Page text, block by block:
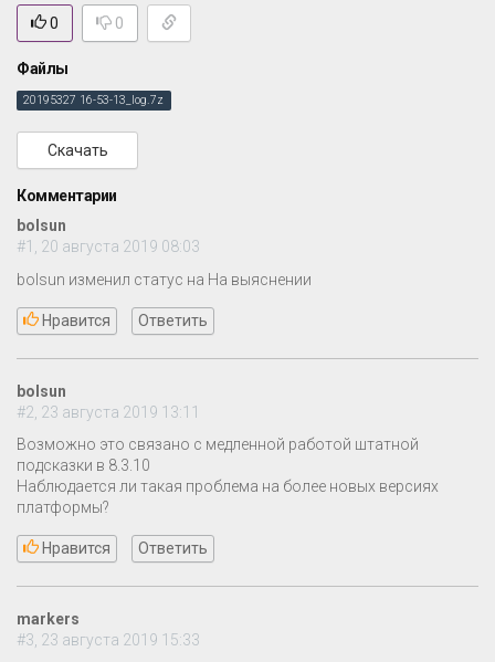
0 0
Файлы
20195327 16-53-13_log.7z
Скачать
Комментарии
bolsun
#1, 20 августа 2019 08:03
bolsun изменил статус на На выяснении
Нравится Ответить
bolsun
#2, 23 августа 2019 13:11
Возможно это связано с медленной работой штатной
подсказки в 8.3.10
Наблюдается ли такая проблема на более новых версиях
платформы?
Нравится Ответить
markers
#3, 23 августа 2019 15:33